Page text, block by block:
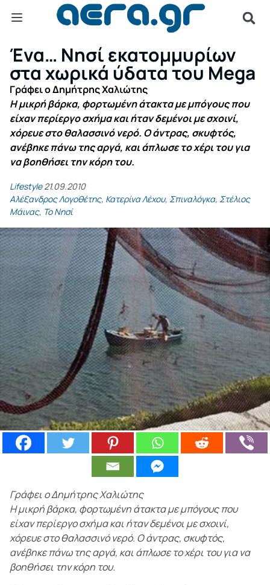
Ένα… Νησί εκατομμυρίων
στα χωρικά ύδατα του Mega
Γράφει ο Δημήτρης Χαλιώτης
Η μικρή βάρκα, φορτωμένη άτακτα με μπόγους που
είχαν περίεργο σχήμα και ήταν δεμένοι με σχοινί,
χόρευε στο θαλασσινό νερό. Ο άντρας, σκυφτός,
ανέβηκε πάνω της αργά, και άπλωσε το χέρι του για
να βοηθήσει την κόρη του.
Lifestyle21.09.2010
Αλέξανδρος Λογοθέτης, Κατερίνα Λέχου, Σπιναλόγκα, Στέλιος
Μάινας, Το Νησί
Γράφει ο Δημήτρης Χαλιώτης
Η μικρή βάρκα, φορτωμένη άτακτα με μπόγους που
είχαν περίεργο σχήμα και ήταν δεμένοι με σχοινί,
χόρευε στο θαλασσινό νερό. Ο άντρας, σκυφτός,
ανέβηκε πάνω της αργά, και άπλωσε το χέρι του για να
βοηθήσει την κόρη του.